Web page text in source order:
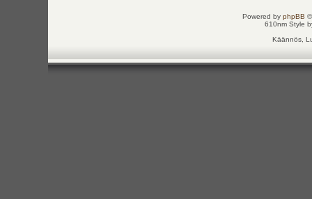
Powered by phpBB
610nm Style
Käännös,